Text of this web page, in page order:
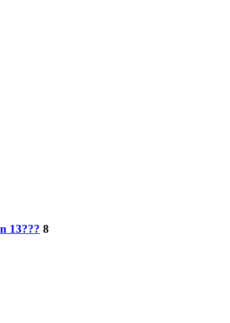
13??? 8